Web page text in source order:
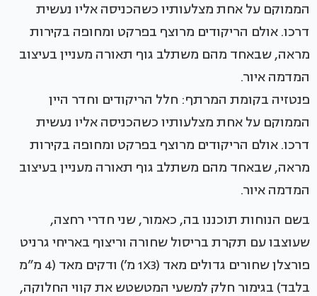
פנטזיה בקומת המרתף: חלל הריקודים וחדר היין
הממוקם על אחת מצלעותיו כשהכניסה אליו נעשית
דרכו. אולם הריקודים מרוצף בפרקט ומחופה בקירות
מראה, שבאחד מהם משתלב גוף תאורה מעניין בעיצוב
המדמה איור.
בשם הנוחות תוכננו בה, כאמור, שני חדרי רחצה,
שעוצבו עם תקרת בריסול שחורה וריצוף באריחי גרניט
פורצלן שחורים גדולים מאד (1X3 מ’) ודקים מאד (4 מ”מ
בלבד) בגימור חלק למשעי המטשטש את קווי החלוקה,